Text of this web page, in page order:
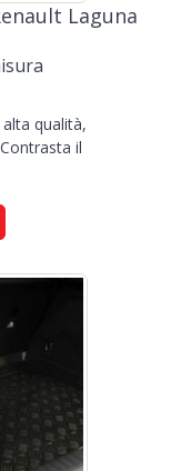
Laguna
alta qualità,
il